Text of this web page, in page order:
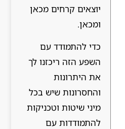
יוצאים קרחים מכאן
ומכאן.
כדי להתמודד עם
השפע הזה ריכזנו לך
את היתרונות
והחסרונות שיש בכל
מיני שיטות וטכניקות
להתמודדות עם